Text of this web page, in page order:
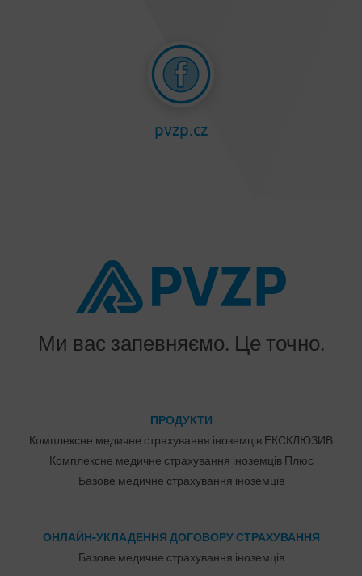
pvzp.cz
Ми вас запевняємо. Це точно.
ПРОДУКТИ
Комплексне медичне страхування іноземців ЕКСКЛЮЗИВ
Комплексне медичне страхування іноземців Плюс
Базове медичне страхування іноземців
ОНЛАЙН-УКЛАДЕННЯ ДОГОВОРУ СТРАХУВАННЯ
Базове медичне страхування іноземців